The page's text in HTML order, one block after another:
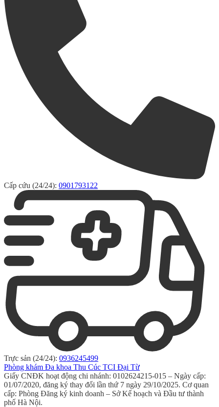
Cấp cứu (24/24): 0901793122
Trực sản (24/24): 0936245499
Phòng khám Đa khoa Thu Cúc TCI Đại Từ
Giấy CNĐK hoạt động chi nhánh: 0102624215-015 – Ngày cấp:
01/07/2020, đăng ký thay đổi lần thứ 7 ngày 29/10/2025. Cơ quan
cấp: Phòng Đăng ký kinh doanh – Sở Kế hoạch và Đầu tư thành
phố Hà Nội.